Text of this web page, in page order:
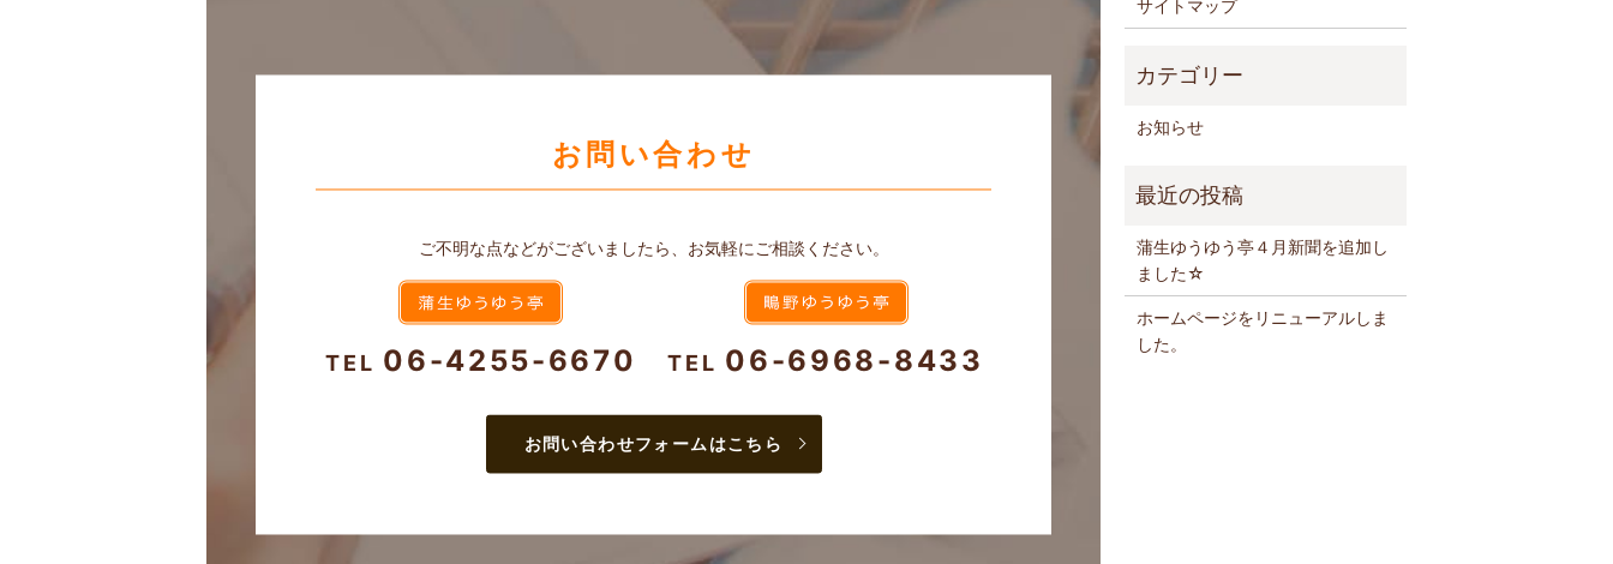
お問い合わせ
ご不明な点などがございましたら、お気軽にご相談ください。
TEL 06-4255-6670 TEL 06-6968-8433
お問い合わせフォームはこちら
サイトマップ
お知らせ
蒲生ゆうゆう亭４月新聞を追加し
ました☆
ホームページをリニューアルしま
した。